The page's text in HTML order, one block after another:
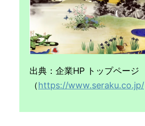
出典：企業HP トップページ
（https://www.seraku.co.jp/